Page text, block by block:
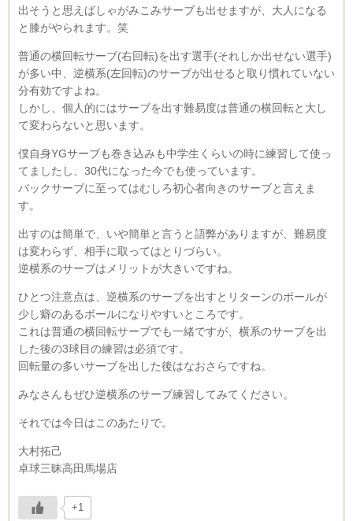
出そうと思えばしゃがみこみサーブも出せますが、大人になる
と膝がやられます。笑
普通の横回転サーブ(右回転)を出す選手(それしか出せない選手)
が多い中、逆横系(左回転)のサーブが出せると取り慣れていない
分有効ですよね。
しかし、個人的にはサーブを出す難易度は普通の横回転と大し
て変わらないと思います。
僕自身YGサーブも巻き込みも中学生くらいの時に練習して使っ
てましたし、30代になった今でも使っています。
バックサーブに至ってはむしろ初心者向きのサーブと言えま
す。
出すのは簡単で、いや簡単と言うと語弊がありますが、難易度
は変わらず、相手に取ってはとりづらい。
逆横系のサーブはメリットが大きいですね。
ひとつ注意点は、逆横系のサーブを出すとリターンのボールが
少し癖のあるボールになりやすいところです。
これは普通の横回転サーブでも一緒ですが、横系のサーブを出
した後の3球目の練習は必須です。
回転量の多いサーブを出した後はなおさらですね。
みなさんもぜひ逆横系のサーブ練習してみてください。
それでは今日はこのあたりで。
大村拓己
卓球三昧高田馬場店
+1